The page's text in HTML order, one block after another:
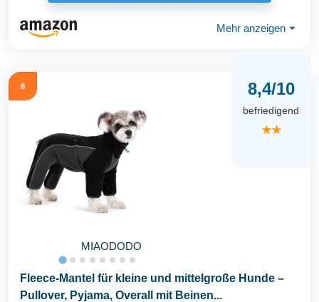
Mehr anzeigen ⏷
8
MIAODODO
8,4/10
befriedigend
★★
Fleece-Mantel für kleine und mittelgroße Hunde –
Pullover, Pyjama, Overall mit Beinen...